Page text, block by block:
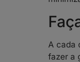
A cada
fazer a